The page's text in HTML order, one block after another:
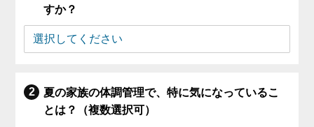
すか？
夏の家族の体調管理で、特に気になっているこ
とは？（複数選択可）